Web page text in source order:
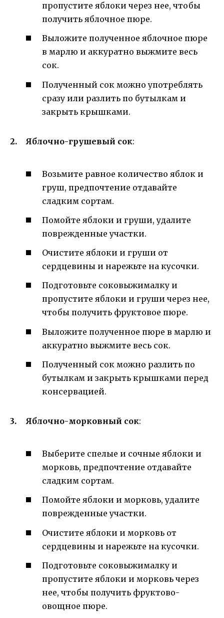
пропустите яблоки через нее, чтобы
получить яблочное пюре.
Выложите полученное яблочное пюре
в марлю и аккуратно выжмите весь
сок.
Полученный сок можно употреблять
сразу или разлить по бутылкам и
закрыть крышками.
Яблочно-грушевый сок:
Возьмите равное количество яблок и
груш, предпочтение отдавайте
сладким сортам.
Помойте яблоки и груши, удалите
поврежденные участки.
Очистите яблоки и груши от
сердцевины и нарежьте на кусочки.
Подготовьте соковыжималку и
пропустите яблоки и груши через нее,
чтобы получить фруктовое пюре.
Выложите полученное пюре в марлю и
аккуратно выжмите весь сок.
Полученный сок можно разлить по
бутылкам и закрыть крышками перед
консервацией.
Яблочно-морковный сок:
Выберите спелые и сочные яблоки и
морковь, предпочтение отдавайте
сладким сортам.
Помойте яблоки и морковь, удалите
поврежденные участки.
Очистите яблоки и морковь от
сердцевины и нарежьте на кусочки.
Подготовьте соковыжималку и
пропустите яблоки и морковь через
нее, чтобы получить фруктово-
овощное пюре.